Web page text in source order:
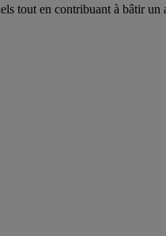
tout en contribuant à bâtir un